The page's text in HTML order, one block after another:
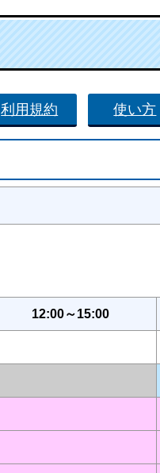
利用規約 使い方
12:00～15:00